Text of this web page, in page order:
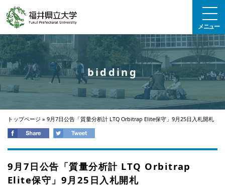
メニュー
bidding
トップページ » 9月7日公告「質量分析計 LTQ Orbitrap Elite保守」9月25日入札開札
9月7日公告「質量分析計 LTQ Orbitrap
Elite保守」9月25日入札開札